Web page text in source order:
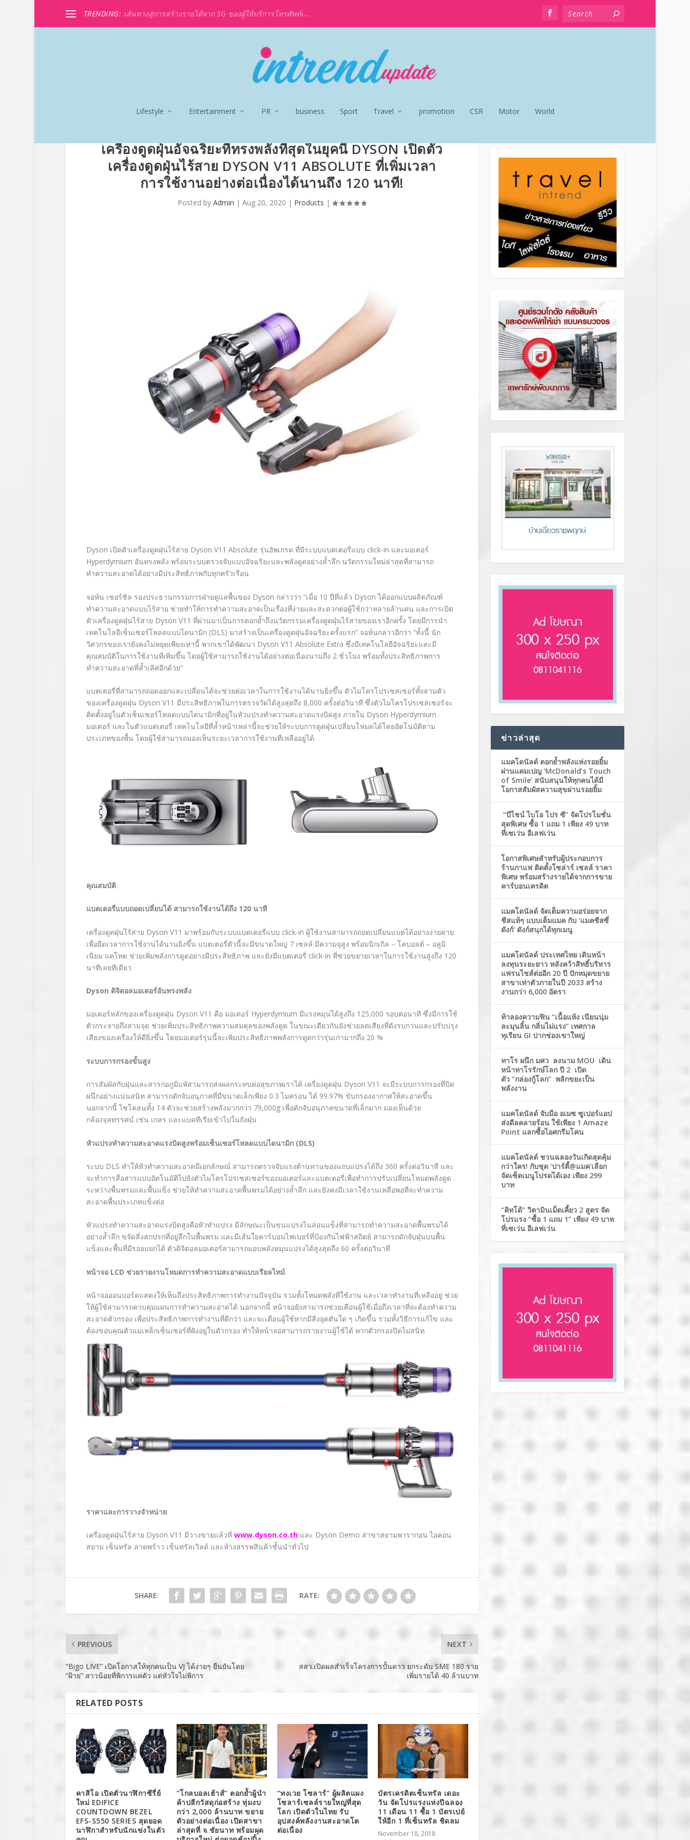
TRENDING: เส้นทางสู่การสร้างรายได้จาก 5G ของผู้ให้บริการโทรศัพท์เ...
Lifestyle Entertainment PR business Sport Travel promotion CSR Motor World
เครื่องดูดฝุ่นอัจฉริยะที่ทรงพลังที่สุดในยุคนี้ DYSON เปิดตัว
เครื่องดูดฝุ่นไร้สาย DYSON V11 ABSOLUTE ที่เพิ่มเวลา
การใช้งานอย่างต่อเนื่องได้นานถึง 120 นาที!
Posted byAdmin |Aug 20, 2020 | Products |
Dyson เปิดตัวเครื่องดูดฝุ่นไร้สาย Dyson V11 Absolute รุ่นอัพเกรด ที่มีระบบแบตเตอรี่แบบ click-in และมอเตอร์
Hyperdymium อันทรงพลัง พร้อมระบบตรวจจับแบบอัจฉริยะและพลังดูดอย่างล้ำลึก นวัตกรรมใหม่ล่าสุดที่สามารถ
ทำความสะอาดได้อย่างมีประสิทธิภาพกับทุกครัวเรือน
จอห์น เชอร์ชิล รองประธานกรรมการฝ่ายดูแลพื้นของ Dyson กล่าวว่า “เมื่อ 10 ปีที่แล้ว Dyson ได้ออกแบบผลิตภัณฑ์
ทำความสะอาดแบบไร้สาย ช่วยทำให้การทำความสะอาดเป็นเรื่องที่ง่ายและสะดวกต่อผู้ใช้กว่าหลายล้านคน และการเปิด
ตัวเครื่องดูดฝุ่นไร้สาย Dyson V11 ที่ผ่านมาเป็นการตอกย้ำถึงนวัตกรรมเครื่องดูดฝุ่นไร้สายของเราอีกครั้ง โดยมีการนำ
เทคโนโลยีเซ็นเซอร์โหลดแบบไดนามิก (DLS) มาสร้างเป็นเครื่องดูดฝุ่นอัจฉริยะครั้งแรก” จอห์นกล่าวอีกว่า “ทั้งนี้ นัก
วิศวกรของเรายังคงไม่หยุดเพียงเท่านี้ พวกเขาได้พัฒนา Dyson V11 Absolute Extra ซึ่งมีเทคโนโลยีอัจฉริยะและมี
คุณสมบัติในการใช้งานที่เพิ่มขึ้น โดยผู้ใช้สามารถใช้งานได้อย่างต่อเนื่องนานถึง 2 ชั่วโมง พร้อมทั้งประสิทธิภาพการ
ทำความสะอาดที่ล้ำเลิศอีกด้วย”
แบตเตอรี่ที่สามารถถอดออกและเปลี่ยนได้จะช่วยต่อเวลาในการใช้งานได้นานยิ่งขึ้น ตัวไมโครโปรเซสเซอร์ทั้งสามตัว
ของเครื่องดูดฝุ่น Dyson V11 มีประสิทธิภาพในการตรวจวัดได้สูงสุดถึง 8,000 ครั้งต่อวินาที ซึ่งตัวไมโครโปรเซสเซอร์จะ
ติดตั้งอยู่ในตัวเซ็นเซอร์โหลดแบบไดนามิกที่อยู่ในหัวแปรงทำความสะอาดแรงบิดสูง ภายใน Dyson Hyperdymium
มอเตอร์ และในตัวแบตเตอรี่ เทคโนโลยีที่ล้ำหน้าเหล่านี้จะช่วยให้ระบบการดูดฝุ่นเปลี่ยนโหมดได้โดยอัตโนมัติตาม
ประเภทของพื้น โดยผู้ใช้สามารถมองเห็นระยะเวลาการใช้งานที่เหลืออยู่ได้
คุณสมบัติ
แบตเตอรี่แบบถอดเปลี่ยนได้ สามารถใช้งานได้ถึง 120 นาที
เครื่องดูดฝุ่นไร้สาย Dyson V11 มาพร้อมกับระบบแบตเตอรี่แบบ click-in ผู้ใช้งานสามารถถอดเปลี่ยนแบตได้อย่างง่ายดาย
เพื่อยืดเวลาการใช้งานได้นานยิ่งขึ้น แบตเตอรี่ตัวนี้จะมีขนาดใหญ่ 7 เซลล์ มีความจุสูง พร้อมนิกเกิล – โคบอลต์ – อลูมิ
เนียม แคโทด ช่วยเพิ่มพลังการดูดอย่างมีประสิทธิภาพ และยังมีแบตเตอรี่ click-in ที่ช่วยขยายเวลาในการใช้งานสูงถึง 120
นาทีเลยทีเดียว
Dyson ดิจิตอลมอเตอร์อันทรงพลัง
มอเตอร์หลักของเครื่องดูดฝุ่น Dyson V11 คือ มอเตอร์ Hyperdymium มีแรงหมุนได้สูงถึง 125,000 รอบต่อนาที ซึ่งมีการใช้
ตัวกระจายถึงสามจุด ช่วยเพิ่มประสิทธิภาพความสมดุลของพลังดูด ในขณะเดียวกันยังช่วยลดเสียงที่ดังรบกวนและปรับปรุง
เสียงของเครื่องให้ดียิ่งขึ้น โดยมอเตอร์รุ่นนี้จะเพิ่มประสิทธิภาพพลังการดูดกว่ารุ่นเก่ามากถึง 20 %
ระบบการกรองขั้นสูง
การสัมผัสกับฝุ่นและสารก่อภูมิแพ้สามารถส่งผลกระทบต่อสุขภาพเราได้ เครื่องดูดฝุ่น Dyson V11 จะมีระบบการกรองที่ปิด
ผนึกอย่างแน่นสนิท สามารถดักจับอนุภาคที่มีขนาดเล็กเพียง 0.3 ไมครอน ได้ 99.97% ขับกรองอากาศให้สะอาดขึ้น
นอกจากนี้ ไซโคลนทั้ง 14 ตัวจะช่วยสร้างพลังมากกว่า 79,000g เพื่อดักจับอนุภาคขนาดที่เล็กมาก มองเห็นด้วย
กล้องจุลทรรศน์ เช่น เกสร และแบคทีเรียเข้าไปในถังฝุ่น
หัวแปรงทำความสะอาดแรงบิดสูงพร้อมเซ็นเซอร์โหลดแบบไดนามิก (DLS)
ระบบ DLS ทำให้หัวทำความสะอาดมีเอกลักษณ์ สามารถตรวจจับแรงต้านทานของแถบแปรงได้ถึง 360 ครั้งต่อวินาที และ
จะทำการสื่อสารแบบอัตโนมัติไปยังตัวไมโครโปรเซสเซอร์ของมอเตอร์และแบตเตอรี่เพื่อทำการปรับเปลี่ยนโหมดพลังดูด
ระหว่างพื้นพรมและพื้นแข็ง ช่วยให้ทำความสะอาดพื้นพรมได้อย่างล้ำลึก และยังคงมีเวลาใช้งานเหลือพอที่จะทำความ
สะอาดพื้นประเภทแข็งต่อ
หัวแปรงทำความสะอาดแรงบิดสูงคือหัวทำแปรง มีลักษณะเป็นขนแปรงไนล่อนแข็งที่สามารถทำความสะอาดพื้นพรมได้
อย่างล้ำลึก ขจัดสิ่งสกปรกที่อยู่ลึกในพื้นพรม และมีเส้นใยคาร์บอนไฟเบอร์ที่ป้องกันไฟฟ้าสถิตย์ สามารถดักจับฝุ่นบนพื้น
แข็งและพื้นที่มีรอยแยกได้ ตัวดิจิตอลมอเตอร์สามารถมอบพลังหมุนแปรงได้สูงสุดถึง 60 ครั้งต่อวินาที
หน้าจอ LCD ช่วยรายงานโหมดการทำความสะอาดแบบเรียลไทม์
หน้าจอออนบอร์ดแสดงให้เห็นถึงประสิทธิภาพการทำงานปัจจุบัน รวมทั้งโหมดพลังที่ใช้งาน และเวลาทำงานที่เหลืออยู่ ช่วย
ให้ผู้ใช้สามารถควบคุมแผนการทำความสะอาดได้ นอกจากนี้ หน้าจอยังสามารถช่วยเตือนผู้ใช้เมื่อถึงเวลาที่จะต้องทำความ
สะอาดตัวกรอง เพื่อประสิทธิภาพการทำงานที่ดีกว่า และจะเตือนผู้ใช้หากมีสิ่งอุดตันใด ๆ เกิดขึ้น รวมทั้งวิธีการแก้ไข และ
ต้องขอบคุณตัวแม่เหล็กเซ็นเซอร์ที่ฝังอยู่ในตัวกรอง ทำให้หน้าจอสามารถรายงานผู้ใช้ได้ หากตัวกรองปิดไม่สนิท
ราคาและการวางจำหน่าย
เครื่องดูดฝุ่นไร้สาย Dyson V11 มีวางขายแล้วที่ www.dyson.co.th และ Dyson Demo สาขาสยามพารากอน ไอคอน
สยาม เซ็นทรัล ลาดพร้าว เซ็นทรัลเวิลด์ และห้างสรรพสินค้าชั้นนำทั่วไป
SHARE: RATE:
PREVIOUS
“Bigo LIVE” เปิดโอกาสให้ทุกคนเป็น VJ ได้ง่ายๆ ยืนยันโดย
“ฝ้าย” สาวน้อยที่พิการแค่ตัว แต่หัวใจไม่พิการ
NEXT
สสว.เปิดผลสำเร็จโครงการปั้นดาว ยกระดับ SME 180 ราย
เพิ่มรายได้ 40 ล้านบาท
RELATED POSTS
คาสิโอ เปิดตัวนาฬิกาซีรี่ย์
ใหม่ EDIFICE
COUNTDOWN BEZEL
EFS-S550 SERIES สุดยอด
นาฬิกาสำหรับนักแข่งในตัว
“โกลบอลเฮ้าส์” ตอกย้ำผู้นำ
ค้าปลีกวัสดุก่อสร้าง ทุ่มงบ
กว่า 2,000 ล้านบาท ขยาย
ตัวอย่างต่อเนื่อง เปิดสาขา
ล่าสุดที่ จ.ชัยนาท พร้อมผุด
“ทงเวย โซลาร์” ผู้ผลิตแผง
โซลาร์เซลล์รายใหญ่ที่สุด
โลก เปิดตัวในไทย รับ
อุปสงค์พลังงานสะอาดโต
ต่อเนื่อง
บัตรเครดิตเซ็นทรัล เดอะ
วัน จัดโปรแรงแห่งปีฉลอง
11 เดือน 11 ซื้อ 1 บัตรเปย์
ให้อีก 1 ที่เซ็นทรัล ชิดลม
November 18, 2018
ข่าวล่าสุด
แมคโดนัลด์ ตอกย้ำพลังแห่งรอยยิ้ม
ผ่านแคมเปญ ‘McDonald’s Touch
of Smile’ สนับสนุนให้ทุกคนได้มี
โอกาสสัมผัสความสุขผ่านรอยยิ้ม
“บีไชน์ ไบโอ โปร ซี” จัดโปรโมชั่น
สุดพิเศษ ซื้อ 1 แถม 1 เพียง 49 บาท
ที่เซเว่น อีเลฟเว่น
โอกาสพิเศษสำหรับผู้ประกอบการ
ร้านกาแฟ ติดตั้งโซล่าร์ เซลล์ ราคา
พิเศษ พร้อมสร้างรายได้จากการขาย
คาร์บอนเครดิต
แมคโดนัลด์ จัดเต็มความอร่อยจาก
ชีสแท้ๆ แบบเต็มแมค กับ ‘แมคชีสซี่
ดังก์’ ดังก์สนุกได้ทุกเมนู
แมคโดนัลด์ ประเทศไทย เดินหน้า
ลงทุนระยะยาว หลังคว้าสิทธิ์บริหาร
แฟรนไชส์ต่ออีก 20 ปี ปักหมุดขยาย
สาขาเท่าตัวภายในปี 2033 สร้าง
งานกว่า 6,000 อัตรา
ท้าลองความฟิน “เนื้อแห้ง เนียนนุ่ม
ละมุนลิ้น กลิ่นไม่แรง” เทศกาล
ทุเรียน GI ปากช่องเขาใหญ่
ทาโร ผนึก มศว ลงนาม MOU เดิน
หน้าทาโรรักษ์โลก ปี 2 เปิด
ตัว “กล่องกู้โลก” พลิกขยะเป็น
พลังงาน
แมคโดนัลด์ จับมือ อเมซ ซูเปอร์แอป
ส่งดีลคลายร้อน ใช้เพียง 1 Amaze
Point แลกซื้อไอศกรีมโคน
แมคโดนัลด์ ชวนฉลองวันเกิดสุดคุ้ม
กว่าใคร! กับชุด ‘ปาร์ตี้@แมค’เลือก
จัดเซ็ตเมนูโปรดได้เอง เพียง 299
บาท
“คิทโด้” วิตามินเม็ดเคี้ยว 2 สูตร จัด
โปรแรง “ซื้อ 1 แถม 1” เพียง 49 บาท
ที่เซเว่น อีเลฟเว่น